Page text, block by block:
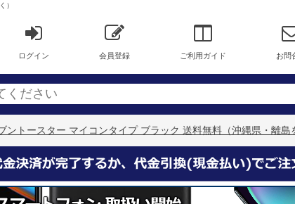
）
ログイン 会員登録 ご利用ガイド お問
ントースター マイコンタイプ ブラック 送料無料（沖縄県・離島